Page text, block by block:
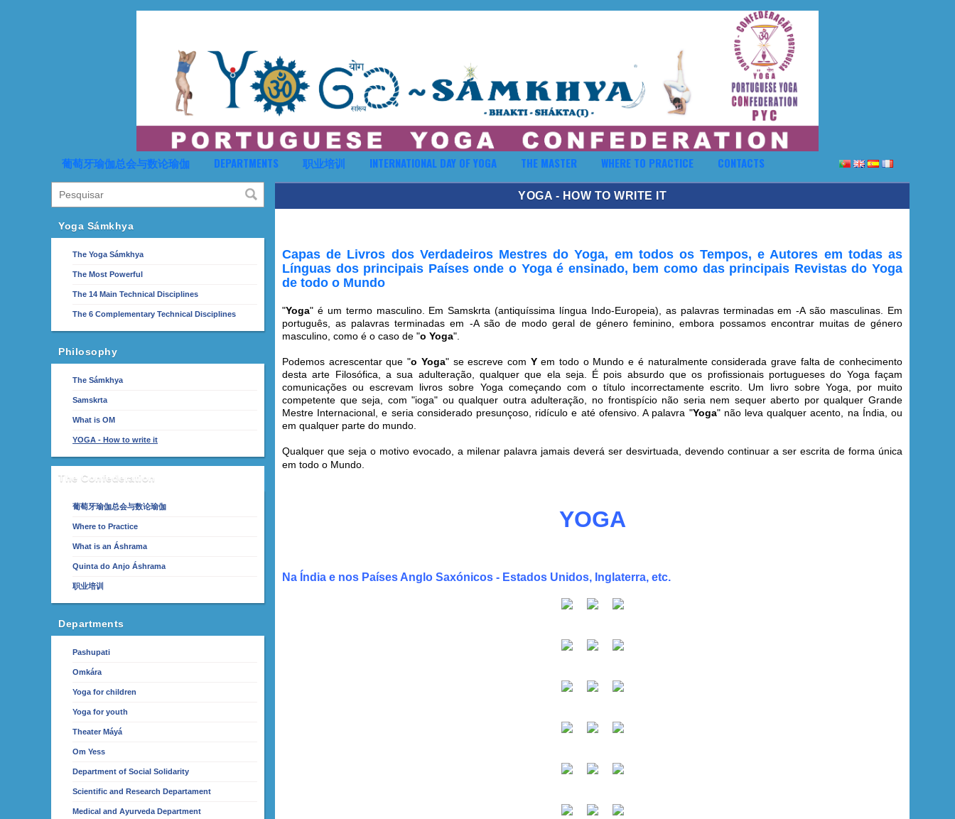
葡萄牙瑜伽总会与数论瑜伽 DEPARTMENTS 职业培训 INTERNATIONAL DAY OF YOGA THE MASTER WHERE TO PRACTICE CONTACTS
Yoga Sámkhya
The Yoga Sámkhya
The Most Powerful
The 14 Main Technical Disciplines
The 6 Complementary Technical Disciplines
Philosophy
The Sámkhya
Samskrta
What is OM
YOGA - How to write it
The Confederation
葡萄牙瑜伽总会与数论瑜伽
Where to Practice
What is an Áshrama
Quinta do Anjo Áshrama
职业培训
Departments
Pashupati
Omkára
Yoga for children
Yoga for youth
Theater Máyá
Om Yess
Department of Social Solidarity
Scientific and Research Departament
Medical and Ayurveda Department
YOGA - HOW TO WRITE IT
Capas de Livros dos Verdadeiros Mestres do Yoga, em todos os Tempos, e Autores em todas as
Línguas dos principais Países onde o Yoga é ensinado, bem como das principais Revistas do Yoga
de todo o Mundo
"Yoga" é um termo masculino. Em Samskrta (antiquíssima língua Indo-Europeia), as palavras terminadas em -A são masculinas. Em
português, as palavras terminadas em -A são de modo geral de género feminino, embora possamos encontrar muitas de género
masculino, como é o caso de "o Yoga".
Podemos acrescentar que "o Yoga" se escreve com Yem todo o Mundo e é naturalmente considerada grave falta de conhecimento
desta arte Filosófica, a sua adulteração, qualquer que ela seja. É pois absurdo que os profissionais portugueses do Yoga façam
comunicações ou escrevam livros sobre Yoga começando com o título incorrectamente escrito. Um livro sobre Yoga, por muito
competente que seja, com "ioga" ou qualquer outra adulteração, no frontispício não seria nem sequer aberto por qualquer Grande
Mestre Internacional, e seria considerado presunçoso, ridículo e até ofensivo. A palavra "Yoga" não leva qualquer acento, na Índia, ou
em qualquer parte do mundo.
Qualquer que seja o motivo evocado, a milenar palavra jamais deverá ser desvirtuada, devendo continuar a ser escrita de forma única
em todo o Mundo.
YOGA
Na Índia e nos Países Anglo Saxónicos - Estados Unidos, Inglaterra, etc.